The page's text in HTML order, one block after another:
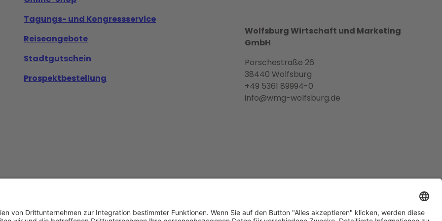
Tagungs- und Kongressservice
Reiseangebote
Stadtgutschein
Prospektbestellung
Wolfsburg Wirtschaft und Marketing
GmbH
Porschestraße 26
38440 Wolfsburg
+49 5361 89994-0
info@wmg-wolfsburg.de